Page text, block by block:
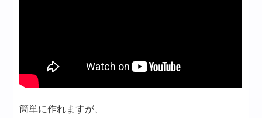
簡単に作れますが、